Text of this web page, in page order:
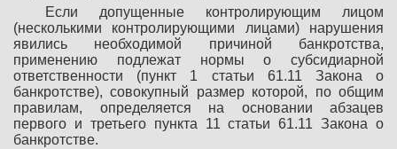
Если допущенные контролирующим лицом
(несколькими контролирующими лицами) нарушения
явились необходимой причиной банкротства,
применению подлежат нормы о субсидиарной
ответственности (пункт 1 статьи 61.11 Закона о
банкротстве), совокупный размер которой, по общим
правилам, определяется на основании абзацев
первого и третьего пункта 11 статьи 61.11 Закона о
банкротстве.